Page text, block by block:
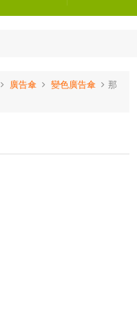
廣告傘 變色廣告傘
那